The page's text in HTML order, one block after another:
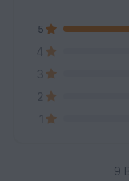
5
4
3
2
1
9